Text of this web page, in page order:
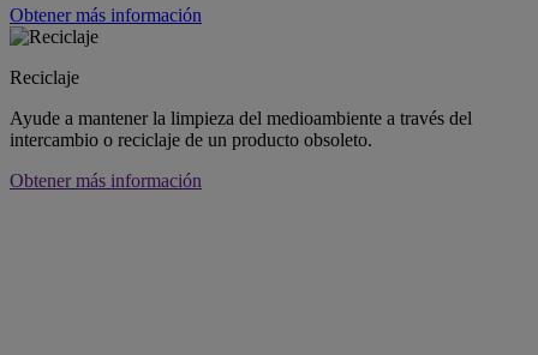
Obtener más información
Reciclaje
Ayude a mantener la limpieza del medioambiente a través del
intercambio o reciclaje de un producto obsoleto.
Obtener más información